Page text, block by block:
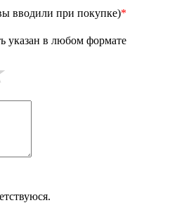
вводили при покупке)*
указан в любом формате